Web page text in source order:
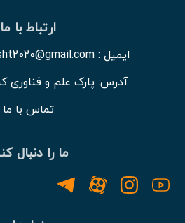
ارتباط با ما
ایمیل : kermanshahgasht2020@gmail.com
آدرس: پارک علم و فناوری
تماس با ما
ما را دنبال